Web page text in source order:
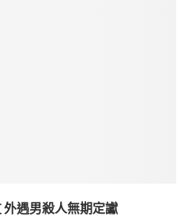
遇男殺人無期定讞